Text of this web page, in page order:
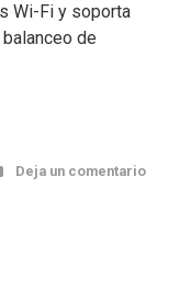
Wi-Fi y soporta
de
Deja un comentario